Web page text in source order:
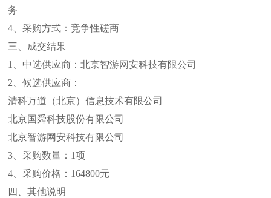
务
4、采购方式：竞争性磋商
三、成交结果
1、中选供应商：北京智游网安科技有限公司
2、候选供应商：
清科万道（北京）信息技术有限公司
北京国舜科技股份有限公司
北京智游网安科技有限公司
3、采购数量：1项
4、采购价格：164800元
四、其他说明